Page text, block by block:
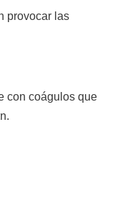
provocar las
con coágulos que